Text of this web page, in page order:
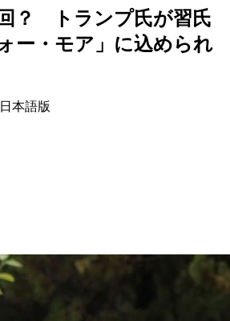
？ トランプ氏が習氏
ー・モア」に込められ
本語版